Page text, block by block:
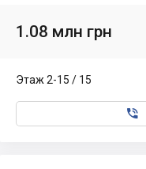
1.08 млн грн
Этаж 2-15 / 15
